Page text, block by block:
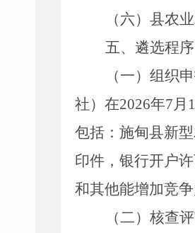
（六）县农
五、遴选程序
（一）组织申
社）在2026年7月
包括：施甸县新
印件，银行开户
和其他能增加竞争
（二）核查评